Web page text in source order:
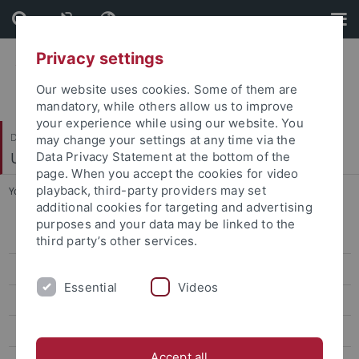
Skip
to
content
Skip
to
footer
Dezernat I
Universitätsentwicklung, Struktur und Recht
You are here: Startseite ... Gremienwahlen 2026
Abteilung 1 – Geschäftsstelle Universitätsrat und Planungsfragen
Gremientermine
Privacy settings
Our website uses cookies. Some of them are
mandatory, while others allow us to improve
your experience while using our website. You
may change your settings at any time via the
Data Privacy Statement at the bottom of the
page. When you accept the cookies for video
playback, third-party providers may set
additional cookies for targeting and advertising
purposes and your data may be linked to the
third party’s other services.
Essential Videos